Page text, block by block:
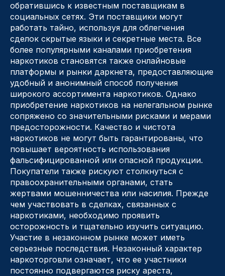
обратившись к известным поставщикам в
социальных сетях. Эти поставщики могут
работать тайно, используя для облегчения
сделок скрытые языки и секретные места. Все
более популярными каналами приобретения
наркотиков становятся также онлайновые
платформы и рынки даркнета, предоставляющие
удобный и анонимный способ получения
широкого ассортимента наркотиков. Однако
приобретение наркотиков на нелегальном рынке
сопряжено со значительными рисками и мерами
предосторожности. Качество и чистота
наркотиков не могут быть гарантированы, что
повышает вероятность использования
фальсифицированной или опасной продукции.
Покупатели также рискуют столкнуться с
правоохранительными органами, стать
жертвами мошенничества или насилия. Прежде
чем участвовать в сделках, связанных с
наркотиками, необходимо проявить
осторожность и тщательно изучить ситуацию.
Участие в незаконном рынке может иметь
серьезные последствия. Незаконный характер
наркоторговли означает, что ее участники
постоянно подвергаются риску ареста,